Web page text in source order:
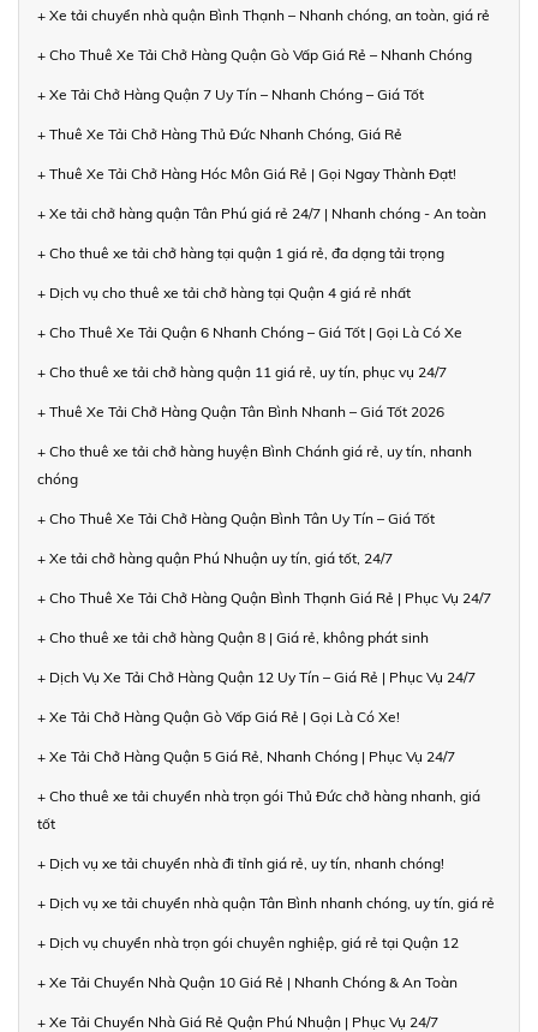
+ Xe tải chuyển nhà quận Bình Thạnh – Nhanh chóng, an toàn, giá rẻ
+ Cho Thuê Xe Tải Chở Hàng Quận Gò Vấp Giá Rẻ – Nhanh Chóng
+ Xe Tải Chở Hàng Quận 7 Uy Tín – Nhanh Chóng – Giá Tốt
+ Thuê Xe Tải Chở Hàng Thủ Đức Nhanh Chóng, Giá Rẻ
+ Thuê Xe Tải Chở Hàng Hóc Môn Giá Rẻ | Gọi Ngay Thành Đạt!
+ Xe tải chở hàng quận Tân Phú giá rẻ 24/7 | Nhanh chóng - An toàn
+ Cho thuê xe tải chở hàng tại quận 1 giá rẻ, đa dạng tải trọng
+ Dịch vụ cho thuê xe tải chở hàng tại Quận 4 giá rẻ nhất
+ Cho Thuê Xe Tải Quận 6 Nhanh Chóng – Giá Tốt | Gọi Là Có Xe
+ Cho thuê xe tải chở hàng quận 11 giá rẻ, uy tín, phục vụ 24/7
+ Thuê Xe Tải Chở Hàng Quận Tân Bình Nhanh – Giá Tốt 2026
+ Cho thuê xe tải chở hàng huyện Bình Chánh giá rẻ, uy tín, nhanh
chóng
+ Cho Thuê Xe Tải Chở Hàng Quận Bình Tân Uy Tín – Giá Tốt
+ Xe tải chở hàng quận Phú Nhuận uy tín, giá tốt, 24/7
+ Cho Thuê Xe Tải Chở Hàng Quận Bình Thạnh Giá Rẻ | Phục Vụ 24/7
+ Cho thuê xe tải chở hàng Quận 8 | Giá rẻ, không phát sinh
+ Dịch Vụ Xe Tải Chở Hàng Quận 12 Uy Tín – Giá Rẻ | Phục Vụ 24/7
+ Xe Tải Chở Hàng Quận Gò Vấp Giá Rẻ | Gọi Là Có Xe!
+ Xe Tải Chở Hàng Quận 5 Giá Rẻ, Nhanh Chóng | Phục Vụ 24/7
+ Cho thuê xe tải chuyển nhà trọn gói Thủ Đức chở hàng nhanh, giá
tốt
+ Dịch vụ xe tải chuyển nhà đi tỉnh giá rẻ, uy tín, nhanh chóng!
+ Dịch vụ xe tải chuyển nhà quận Tân Bình nhanh chóng, uy tín, giá rẻ
+ Dịch vụ chuyển nhà trọn gói chuyên nghiệp, giá rẻ tại Quận 12
+ Xe Tải Chuyển Nhà Quận 10 Giá Rẻ | Nhanh Chóng & An Toàn
+ Xe Tải Chuyển Nhà Giá Rẻ Quận Phú Nhuận | Phục Vụ 24/7